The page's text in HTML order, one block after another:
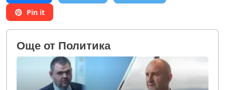
Pin it
Oще от Политика